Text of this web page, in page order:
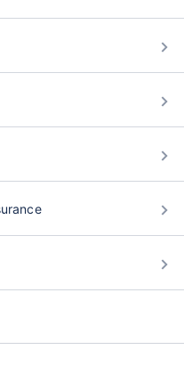
कसा
34 वर्षे
₹ 630/महिना*